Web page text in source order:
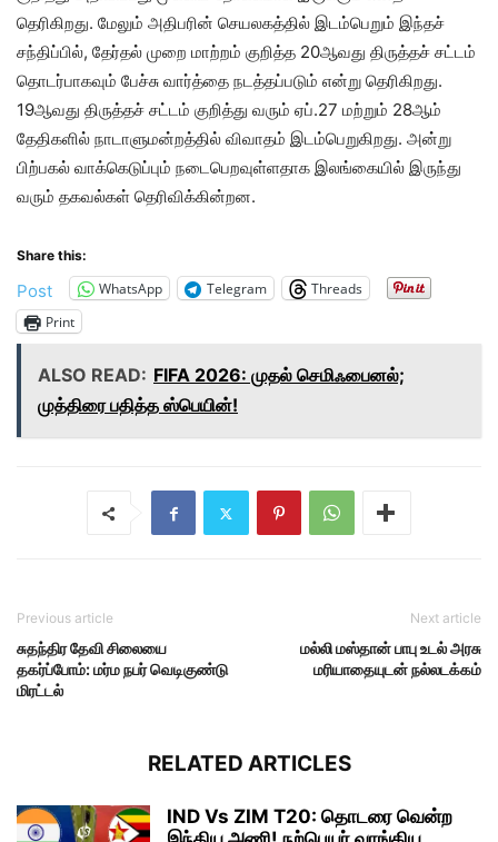
தெரிகிறது. மேலும் அதிபரின் செயலகத்தில் இடம்பெறும் இந்தச்
சந்திப்பில், தேர்தல் முறை மாற்றம் குறித்த 20ஆவது திருத்தச் சட்டம்
தொடர்பாகவும் பேச்சு வார்த்தை நடத்தப்படும் என்று தெரிகிறது.
19ஆவது திருத்தச் சட்டம் குறித்து வரும் ஏப்.27 மற்றும் 28ஆம்
தேதிகளில் நாடாளுமன்றத்தில் விவாதம் இடம்பெறுகிறது. அன்று
பிற்பகல் வாக்கெடுப்பும் நடைபெறவுள்ளதாக இலங்கையில் இருந்து
வரும் தகவல்கள் தெரிவிக்கின்றன.
Share this:
Post WhatsApp Telegram
Threads
Print
ALSO READ: FIFA 2026: முதல் செமிஃபைனல்;
முத்திரை பதித்த ஸ்பெயின்!
Previous article
சுதந்திர தேவி சிலையை
தகர்ப்போம்: மர்ம நபர் வெடிகுண்டு
மிரட்டல்
Next article
மல்லி மஸ்தான் பாபு உடல் அரசு
மரியாதையுடன் நல்லடக்கம்
RELATED ARTICLES
IND Vs ZIM T20: தொடரை வென்ற